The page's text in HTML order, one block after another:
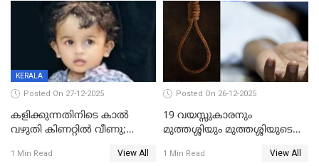
KERALA
Posted On 27-12-2025
കളിക്കുന്നതിനിടെ കാൽ
വഴുതി കിണറ്റിൽ വീണു;
ദാരുണാന്ത്യം
1 Min Read View All
Posted On 26-12-2025
19 വയസ്സുകാരനും
മുത്തശ്ശിയും മുത്തശ്ശിയുടെ
മരിച്ചനിലയിൽ
1 Min Read View All